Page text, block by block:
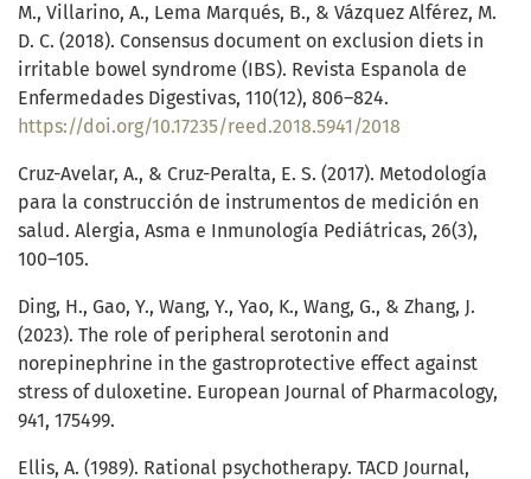
M., Villarino, A., Lema Marqués, B., & Vázquez Alférez, M.
D. C. (2018). Consensus document on exclusion diets in
irritable bowel syndrome (IBS). Revista Espanola de
Enfermedades Digestivas, 110(12), 806–824.
https://doi.org/10.17235/reed.2018.5941/2018
Cruz-Avelar, A., & Cruz-Peralta, E. S. (2017). Metodología
para la construcción de instrumentos de medición en
salud. Alergia, Asma e Inmunología Pediátricas, 26(3),
100–105.
Ding, H., Gao, Y., Wang, Y., Yao, K., Wang, G., & Zhang, J.
(2023). The role of peripheral serotonin and
norepinephrine in the gastroprotective effect against
stress of duloxetine. European Journal of Pharmacology,
941, 175499.
Ellis, A. (1989). Rational psychotherapy. TACD Journal,